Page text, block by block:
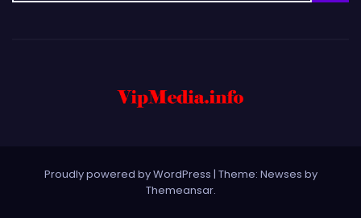
Proudly powered by WordPress | Theme: Newses by
Themeansar.